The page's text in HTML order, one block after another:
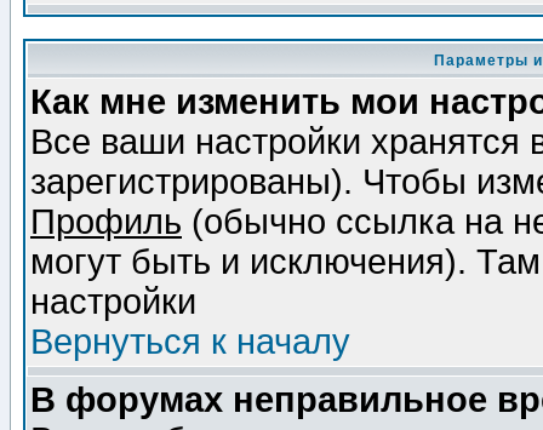
Параметры
Как мне изменить мои
Все ваши настройки
зарегистрированы). Чтобы
Профиль (обычно ссылка на
могут быть и исключения).
настройки
Вернуться к началу
В форумах неправильное